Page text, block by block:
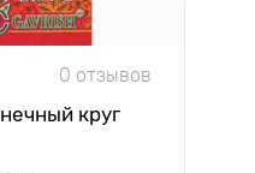
0 отзывов
круг